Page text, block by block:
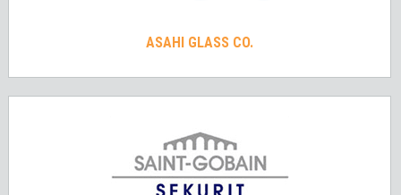
ASAHI GLASS CO.